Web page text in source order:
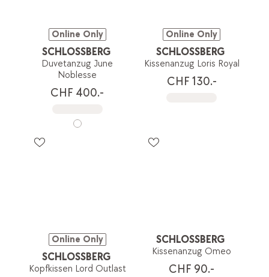
Online Only
SCHLOSSBERG
Duvetanzug June
Noblesse
CHF 400.-
Online Only
SCHLOSSBERG
Kissenanzug Loris Royal
CHF 130.-
Online Only
SCHLOSSBERG
Kopfkissen Lord Outlast
SCHLOSSBERG
Kissenanzug Omeo
CHF 90.-